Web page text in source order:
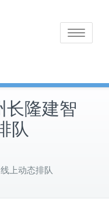
Toggle
长隆建智
队
上动态排队